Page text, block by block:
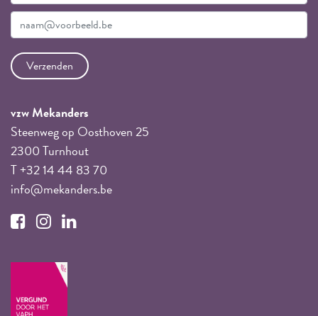
vzw Mekanders
Steenweg op Oosthoven 25
2300 Turnhout
T +32 14 44 83 70
info@mekanders.be